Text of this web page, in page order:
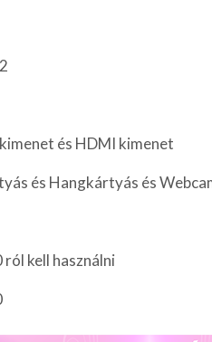
és HDMI kimenet
és Hangkártyás és
kell használni